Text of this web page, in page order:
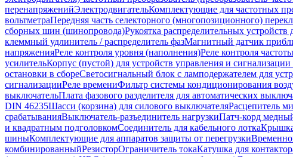
перенапряженийЭлектродвигательКомплектующие для частотных
вольтметраПередняя часть селекторного (многопозиционного)
сборных шин (шинопровода)Рукоятка распределительных устройств
клеммный удлинитель / распределитель фазМагнитный датчик
напряженияРеле контроля уровня (наполнения)Реле контроля частоты
усилительКорпус (пустой) для устройств управления и
остановки в сбореСветосигнальный блок с ламподержателем для
сигнализацииРеле времениФильтр системы кондиционирования
выключательПлата фазового разделителя для автоматических
DIN 46235Шасси (корзина) для силового выключателяРасцепитель
срабатыванияВыключатель-разъединитель нагрузкиПатч-корд
и квадратным подголовкомСоединитель для кабельного лоткаКрышка
шиныКомплектующие для аппаратов защиты от перегрузки
комбинированныйРезисторОграничитель токаКатушка для